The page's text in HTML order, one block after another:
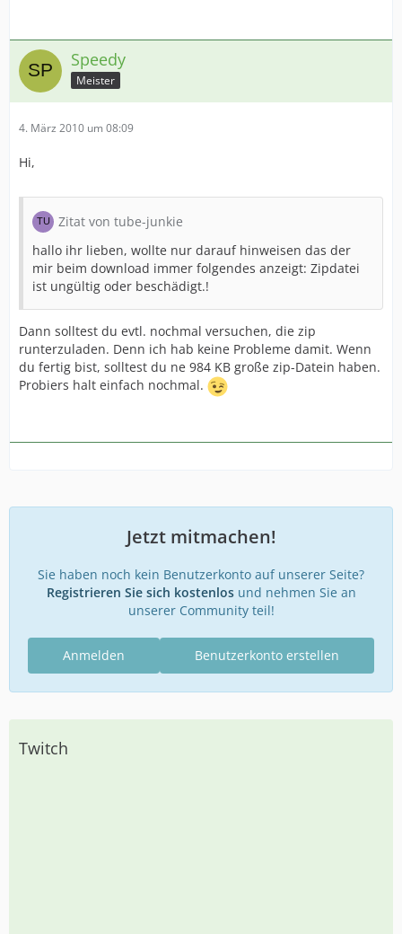
Speedy
Meister
4. März 2010 um 08:09
Hi,
Zitat von tube-junkie
hallo ihr lieben, wollte nur darauf hinweisen das der
mir beim download immer folgendes anzeigt: Zipdatei
ist ungültig oder beschädigt.!
Dann solltest du evtl. nochmal versuchen, die zip
runterzuladen. Denn ich hab keine Probleme damit. Wenn
du fertig bist, solltest du ne 984 KB große zip-Datein haben.
Probiers halt einfach nochmal.
Jetzt mitmachen!
Sie haben noch kein Benutzerkonto auf unserer Seite?
Registrieren Sie sich kostenlosund nehmen Sie an
unserer Community teil!
Benutzerkonto erstellen
Anmelden
Twitch